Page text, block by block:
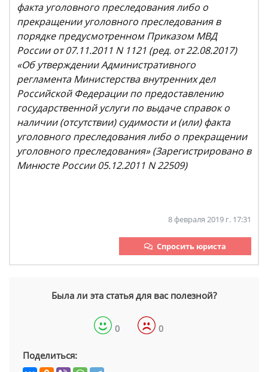
факта уголовного преследования либо о
прекращении уголовного преследования в
порядке предусмотренном Приказом МВД
России от 07.11.2011 N 1121 (ред. от 22.08.2017)
«Об утверждении Административного
регламента Министерства внутренних дел
Российской Федерации по предоставлению
государственной услуги по выдаче справок о
наличии (отсутствии) судимости и (или) факта
уголовного преследования либо о прекращении
уголовного преследования» (Зарегистрировано в
Минюсте России 05.12.2011 N 22509)
8 февраля 2019 г. 17:31
Спросить юриста
Была ли эта статья для вас полезной?
0 0
Поделиться: